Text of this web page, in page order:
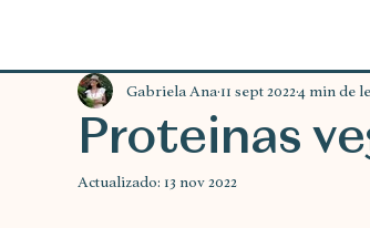
Proteinas
Gabriela Ana 11 sept 20224 min de
Actualizado: 13 nov 2022